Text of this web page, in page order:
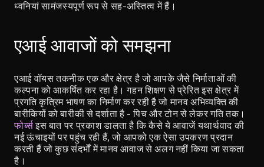
ध्वनियां सामंजस्यपूर्ण रूप से सह-अस्तित्व में हैं।
एआई आवाजों को समझना
एआई वॉयस तकनीक एक और क्षेत्र है जो आपके जैसे निर्माताओं की
कल्पना को आकर्षित कर रहा है। गहन शिक्षण से प्रेरित इस क्षेत्र में
प्रगति कृत्रिम भाषण का निर्माण कर रही है जो मानव अभिव्यक्ति की
बारीकियों को बारीकी से दर्शाता है - पिच और टोन से लेकर गति तक।
फोर्ब्स इस बात पर प्रकाश डालता है कि कैसे ये आवाजें यथार्थवाद की
नई ऊंचाइयों पर पहुंच रही हैं, जो आपको एक ऐसा उपकरण प्रदान
करती हैं जो कुछ संदर्भों में मानव आवाज से अलग नहीं किया जा सकता
है।